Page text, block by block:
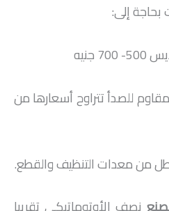
بحاجة إلى:
للصدأ تتراوح أسعارها من